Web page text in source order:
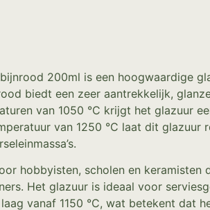
200ml is een hoogwaardige
biedt een zeer aantrekkelijk,
van 1050 °C krijgt het glazuur
van 1250 °C laat dit
hobbyisten, scholen en
Het glazuur is ideaal voor
vanaf 1150 °C, wat betekent dat